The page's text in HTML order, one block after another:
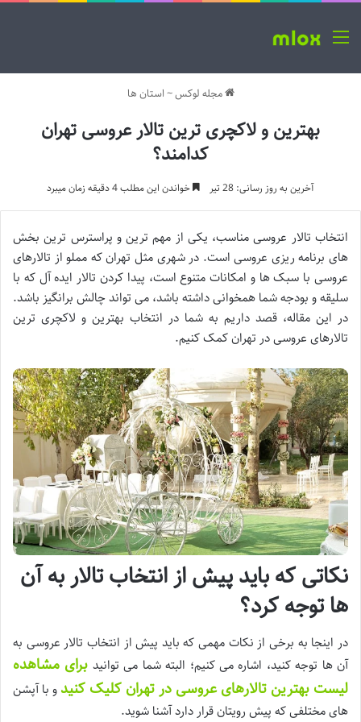
منو
مجله لوکس~ استان ها
بهترین و لاکچری ترین تالار عروسی تهران
کدامند؟
آخرین به روز رسانی: 28 تیر خواندن این مطلب 4 دقیقه زمان میبرد
انتخاب تالار عروسی مناسب، یکی از مهم ترین و پراسترس ترین بخش
های برنامه ریزی عروسی است. در شهری مثل تهران که مملو از تالارهای
عروسی با سبک ها و امکانات متنوع است، پیدا کردن تالار ایده آل که با
سلیقه و بودجه شما همخوانی داشته باشد، می تواند چالش برانگیز باشد.
در این مقاله، قصد داریم به شما در انتخاب بهترین و لاکچری ترین
تالارهای عروسی در تهران کمک کنیم.
نکاتی که باید پیش از انتخاب تالار به آن
ها توجه کرد؟
در اینجا به برخی از نکات مهمی که باید پیش از انتخاب تالار عروسی به
آن ها توجه کنید، اشاره می کنیم؛ البته شما می توانید برای مشاهده
لیست بهترین تالارهای عروسی در تهران کلیک کنید و با آپشن
های مختلفی که پیش رویتان قرار دارد آشنا شوید.